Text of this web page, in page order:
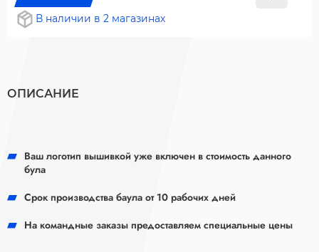
В наличии в 2 магазинах
ОПИСАНИЕ
Ваш логотип вышивкой уже включен в стоимость данного
була
Срок производства баула от 10 рабочих дней
На командные заказы предоставляем специальные цены